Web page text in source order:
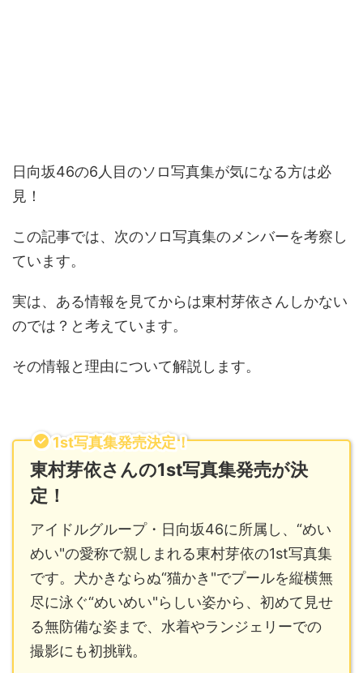
日向坂46の6人目のソロ写真集が気になる方は必
見！
この記事では、次のソロ写真集のメンバーを考察し
ています。
実は、ある情報を見てからは東村芽依さんしかない
のでは？と考えています。
その情報と理由について解説します。
1st写真集発売決定！
東村芽依さんの1st写真集発売が決
定！
アイドルグループ・日向坂46に所属し、“めい
めい"の愛称で親しまれる東村芽依の1st写真集
です。犬かきならぬ“猫かき"でプールを縦横無
尽に泳ぐ“めいめい"らしい姿から、初めて見せ
る無防備な姿まで、水着やランジェリーでの
撮影にも初挑戦。